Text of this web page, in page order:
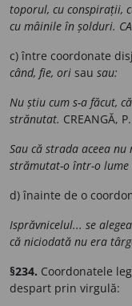
toporul, cu conspirații,
cu mâinile în șolduri.
c) între coordonate
când, fie, ori sau sau:
Nu știu cum s-a făcut,
strănutat. CREANGĂ,
Sau că strada aceea
strămutat-o într-o lume
d) înainte de o
Isprăvnicelul... se
că niciodată nu era
§234. Coordonatele
despart prin virgulă: